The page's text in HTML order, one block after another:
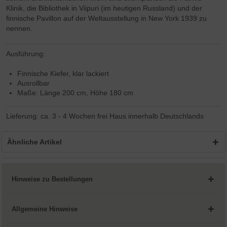
Klinik, die Bibliothek in Viipuri (im heutigen Russland) und der
finnische Pavillon auf der Weltausstellung in New York 1939 zu
nennen.
Ausführung:
Finnische Kiefer, klar lackiert
Ausrollbar
Maße: Länge 200 cm, Höhe 180 cm
Lieferung: ca. 3 - 4 Wochen frei Haus innerhalb Deutschlands
Ähnliche Artikel
Hinweise zu Bestellungen
Allgemeine Hinweise